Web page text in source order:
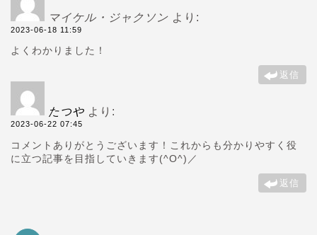
マイケル・ジャクソン より:
2023-06-18 11:59
よくわかりました！
返信
たつや より:
2023-06-22 07:45
コメントありがとうございます！これからも分かりやすく役
に立つ記事を目指していきます(^O^)／
返信